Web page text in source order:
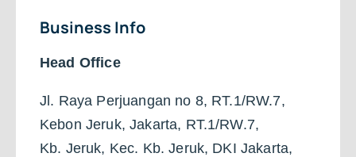
Business Info
Head Office
Jl. Raya Perjuangan no 8, RT.1/RW.7,
Kebon Jeruk, Jakarta, RT.1/RW.7,
Kb. Jeruk, Kec. Kb. Jeruk, DKI Jakarta,